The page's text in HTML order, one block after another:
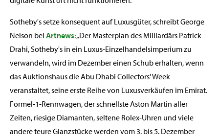
Sotheby's setze konsequent auf Luxusgüter, schreibt George
Nelson bei Artnews: „Der Masterplan des Milliardärs Patrick
Drahi, Sotheby's in ein Luxus-Einzelhandelsimperium zu
verwandeln, wird im Dezember einen Schub erhalten, wenn
das Auktionshaus die Abu Dhabi Collectors' Week
veranstaltet, seine erste Reihe von Luxusverkäufen im Emirat.
Formel-1-Rennwagen, der schnellste Aston Martin aller
Zeiten, riesige Diamanten, seltene Rolex-Uhren und viele
andere teure Glanzstücke werden vom 3. bis 5. Dezember